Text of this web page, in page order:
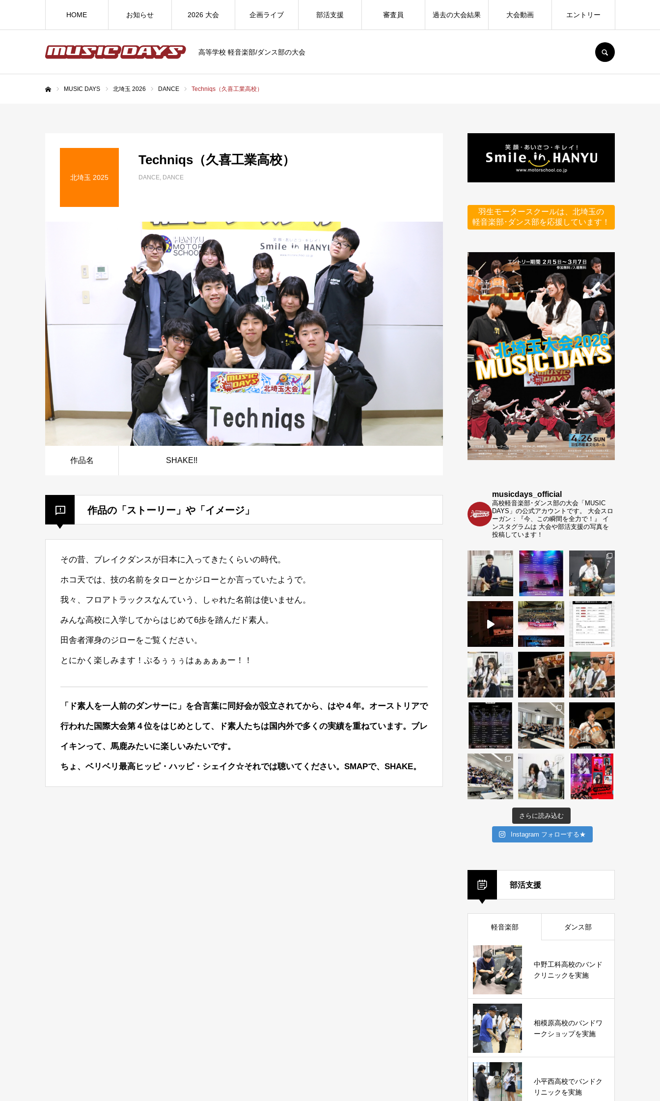
高等学校 軽音楽部/ダンス部の大会
HOME お知らせ 2026 大会 企画ライブ 部活支援 審査員 過去の大会結果 大会動画 エントリー
MUSIC DAYS 北埼玉 2026 DANCE Techniqs（久喜工業高校）
北埼玉 2025
Techniqs（久喜工業高校）
DANCE DANCE
作品名 SHAKE!!
作品の「ストーリー」や「イメージ」
その昔、ブレイクダンスが日本に入ってきたくらいの時代。
ホコ天では、技の名前をタローとかジローとか言っていたようで。
我々、フロアトラックスなんていう、しゃれた名前は使いません。
みんな高校に入学してからはじめて6歩を踏んだド素人。
田舎者渾身のジローをご覧ください。
とにかく楽しみます！ぷるぅぅぅはぁぁぁぁー！！
「ド素人を一人前のダンサーに」を合言葉に同好会が設立されてから、はや４年。オーストリアで
行われた国際大会第４位をはじめとして、ド素人たちは国内外で多くの実績を重ねています。ブレ
イキンって、馬鹿みたいに楽しいみたいです。
ちょ、ベリベリ最高ヒッピ・ハッピ・シェイク☆それでは聴いてください。SMAPで、SHAKE。
羽生モータースクールは、北埼玉の
軽音楽部･ダンス部を応援しています！
musicdays_official
高校軽音楽部･ダンス部の大会「MUSIC
DAYS」の公式アカウントです。
大会スロ
ーガン：『今、この瞬間を全力で！』
イ
ンスタグラムは 大会や部活支援の写真を
投稿しています！
さらに読み込む
Instagram フォローする★
部活支援
軽音楽部 ダンス部
中野工科高校のバンド
クリニックを実施
相模原高校のバンドワ
ークショップを実施
小平西高校でバンドク
リニックを実施